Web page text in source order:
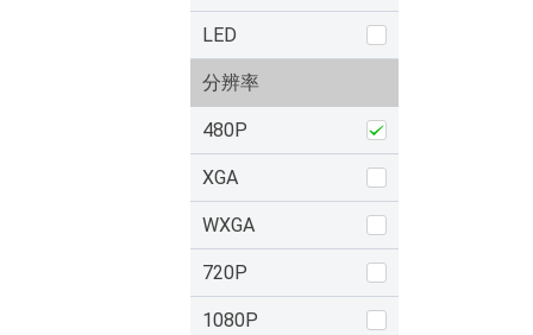
LED
分辨率
480P
XGA
WXGA
720P
1080P